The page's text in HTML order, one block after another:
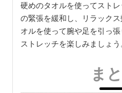
硬めのタオルを使ってスト
の緊張を緩和し、リラック
オルを使って腕や足を引っ
ストレッチを楽しみましょう
ま